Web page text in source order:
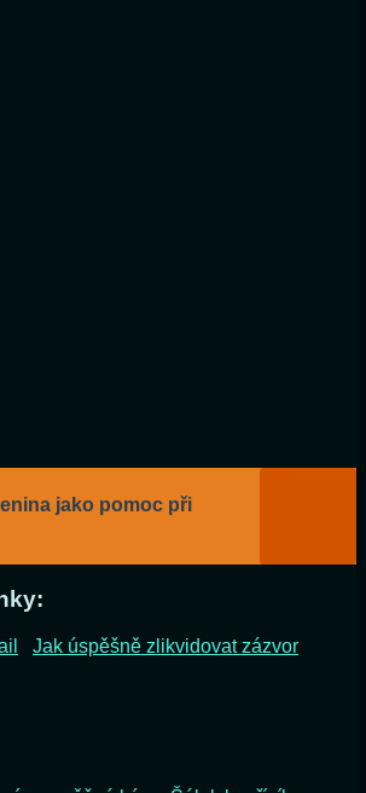
jako pomoc při
Jak úspěšně zlikvidovat zázvor